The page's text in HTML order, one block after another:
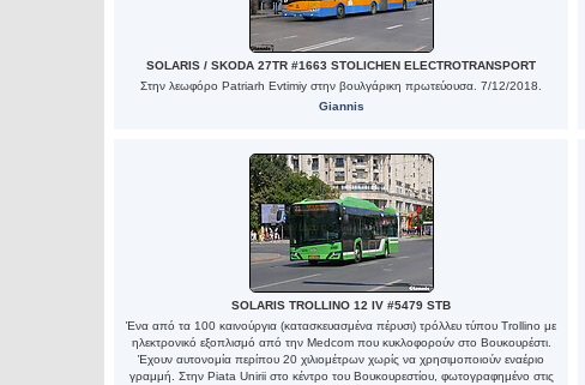
SOLARIS / SKODA 27TR #1663 STOLICHEN ELECTROTRANSPORT
Στην λεωφόρο Patriarh Evtimiy στην βουλγάρικη πρωτεύουσα. 7/12/2018.
Giannis
SOLARIS TROLLINO 12 IV #5479 STB
Ένα από τα 100 καινούργια (κατασκευασμένα πέρυσι) τρόλλευ τύπου Trollino με
ηλεκτρονικό εξοπλισμό από την Medcom που κυκλοφορούν στο Βουκουρέστι.
Έχουν αυτονομία περίπου 20 χιλιομέτρων χωρίς να χρησιμοποιούν εναέριο
γραμμή. Στην Piata Unirii στο κέντρο του Βουκουρεστίου, φωτογραφημένο στις